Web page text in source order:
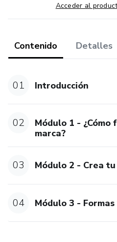
Acceder al
Contenido Detalles
01 Introducción
02
Módulo 1 - ¿Cómo
marca?
03 Módulo 2 - Crea
04 Módulo 3 -